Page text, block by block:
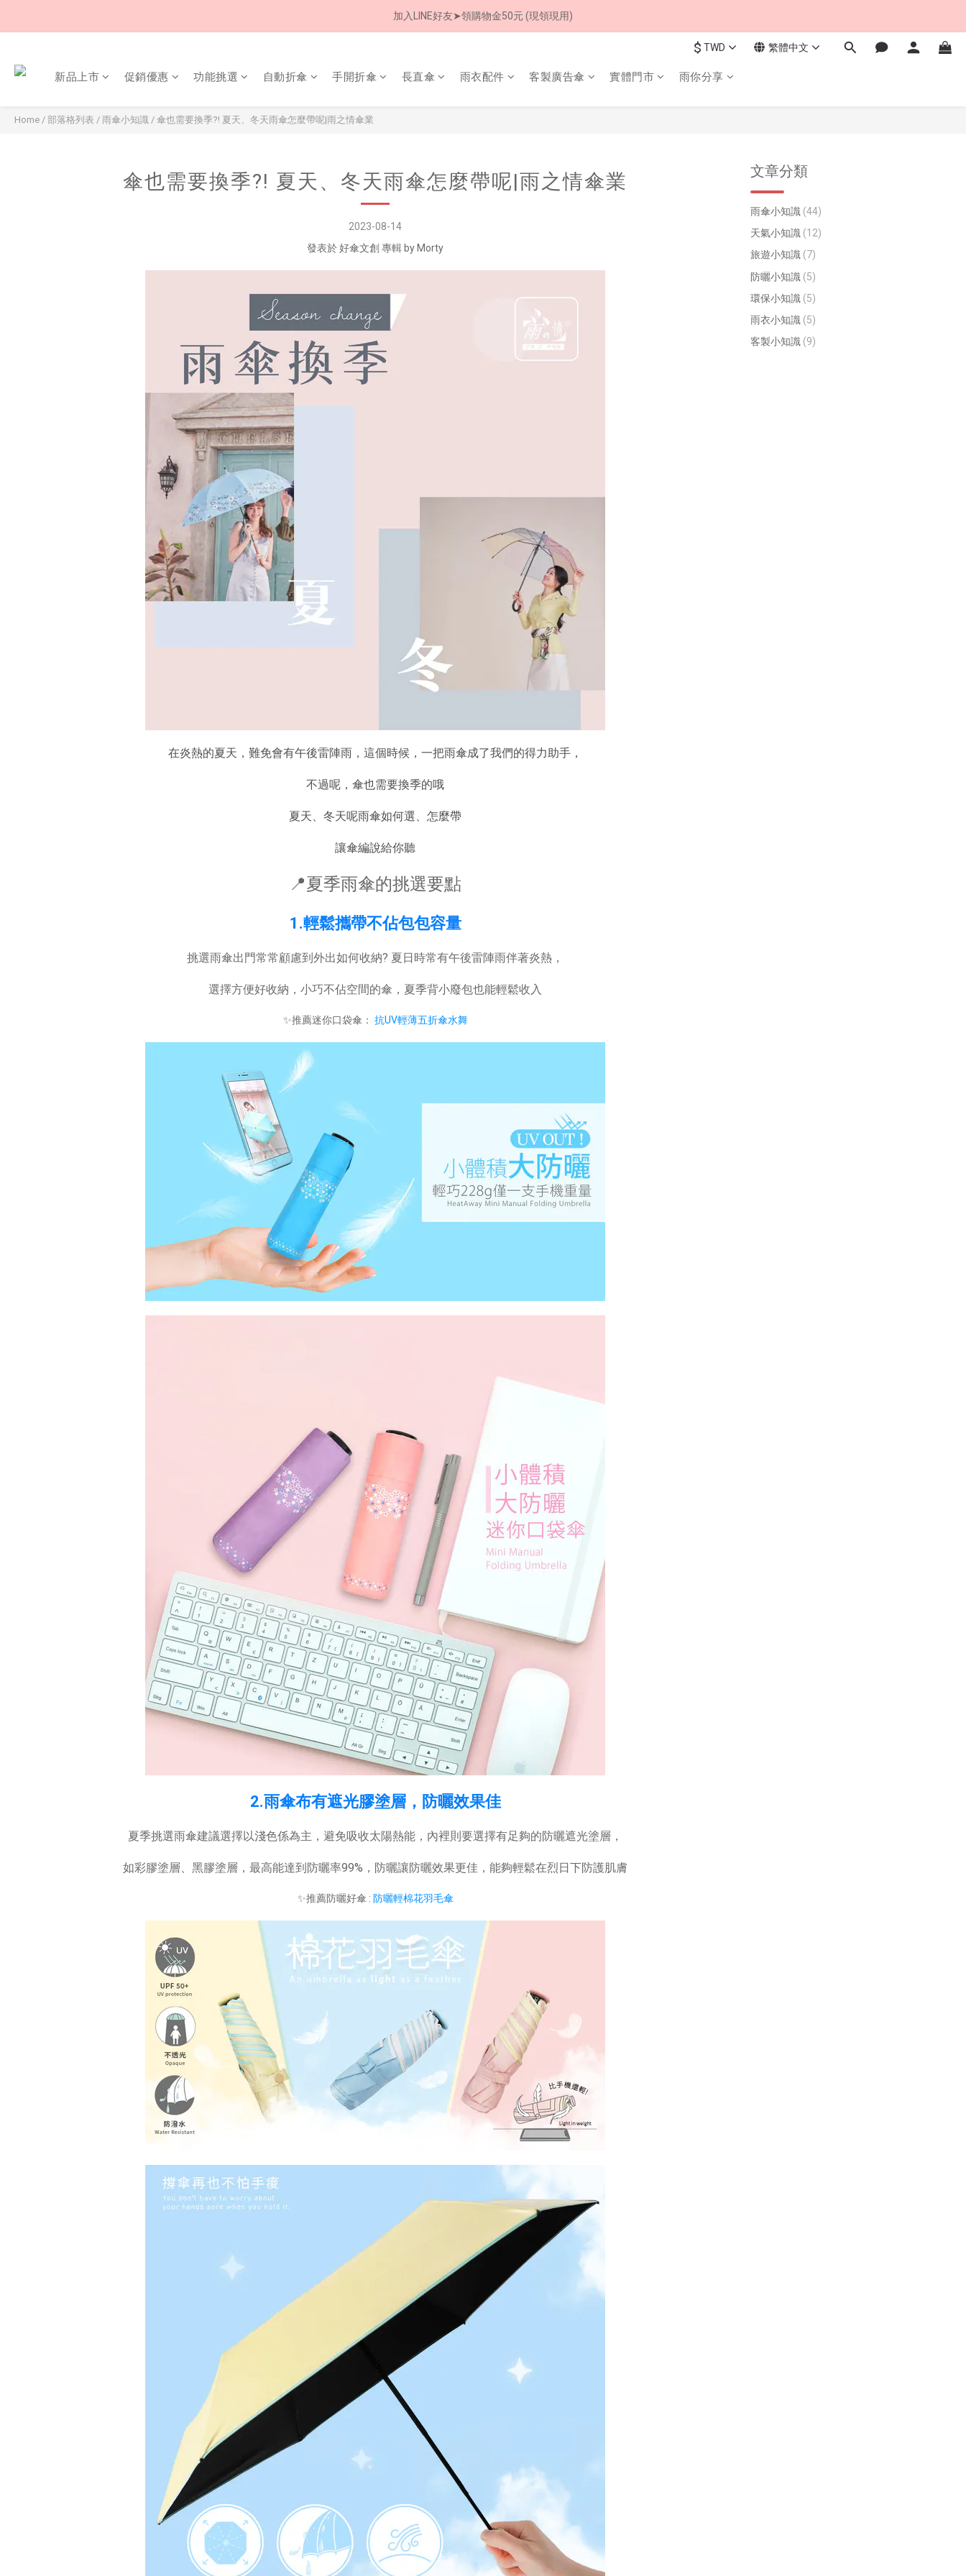
加入LINE好友➤領購物金50元 (現領現用)
加入LINE好友➤領購物金50元 (現領現用)
加入LINE好友➤領購物金50元 (現領現用)
$ TWD 繁體中文
新品上市 促銷優惠 功能挑選 自動折傘 手開折傘 長直傘 雨衣配件 客製廣告傘 實體門市 雨你分享
Home / 部落格列表 / 雨傘小知識 / 傘也需要換季?! 夏天、冬天雨傘怎麼帶呢|雨之情傘業
傘也需要換季?! 夏天、冬天雨傘怎麼帶呢|雨之情傘業
2023-08-14
發表於 好傘文創 專輯 by Morty
在炎熱的夏天，難免會有午後雷陣雨，這個時候，一把雨傘成了我們的得力助手，
不過呢，傘也需要換季的哦
夏天、冬天呢雨傘如何選、怎麼帶
讓傘編說給你聽
📍夏季雨傘的挑選要點
1.輕鬆攜帶不佔包包容量
挑選雨傘出門常常顧慮到外出如何收納? 夏日時常有午後雷陣雨伴著炎熱，
選擇方便好收納，小巧不佔空間的傘，夏季背小廢包也能輕鬆收入
✨推薦迷你口袋傘： 抗UV輕薄五折傘水舞
2.雨傘布有遮光膠塗層，防曬效果佳
夏季挑選雨傘建議選擇以淺色係為主，避免吸收太陽熱能，內裡則要選擇有足夠的防曬遮光塗層，
如彩膠塗層、黑膠塗層，最高能達到防曬率99%，防曬讓防曬效果更佳，能夠輕鬆在烈日下防護肌膚
✨推薦防曬好傘 : 防曬輕棉花羽毛傘
文章分類
雨傘小知識 (44)
天氣小知識 (12)
旅遊小知識 (7)
防曬小知識 (5)
環保小知識 (5)
雨衣小知識 (5)
客製小知識 (9)